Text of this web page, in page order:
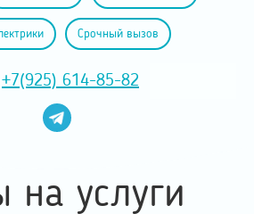
Срочный вызов
+7(925) 614-85-82
на услуги